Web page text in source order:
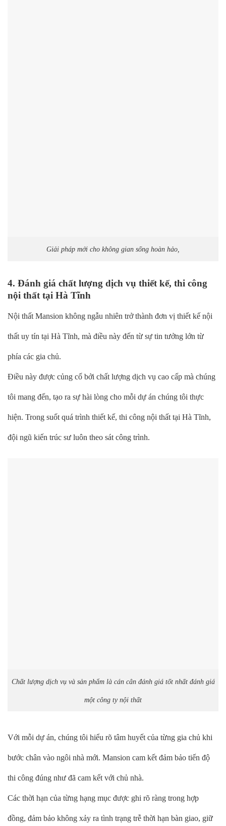
Giải pháp mới cho không gian sống hoàn hảo,
4. Đánh giá chất lượng dịch vụ thiết kế, thi công
nội thất tại Hà Tĩnh
Nội thất Mansion không ngẫu nhiên trở thành đơn vị thiết kế nội
thất uy tín tại Hà Tĩnh, mà điều này đến từ sự tin tưởng lớn từ
phía các gia chủ.
Điều này được củng cố bởi chất lượng dịch vụ cao cấp mà chúng
tôi mang đến, tạo ra sự hài lòng cho mỗi dự án chúng tôi thực
hiện. Trong suốt quá trình thiết kế, thi công nội thất tại Hà Tĩnh,
đội ngũ kiến trúc sư luôn theo sát công trình.
Chất lượng dịch vụ và sản phẩm là cán cân đánh giá tốt nhất đánh giá
một công ty nội thất
Với mỗi dự án, chúng tôi hiểu rõ tâm huyết của từng gia chủ khi
bước chân vào ngôi nhà mới. Mansion cam kết đảm bảo tiến độ
thi công đúng như đã cam kết với chủ nhà.
Các thời hạn của từng hạng mục được ghi rõ ràng trong hợp
đồng, đảm bảo không xảy ra tình trạng trễ thời hạn bàn giao, giữ